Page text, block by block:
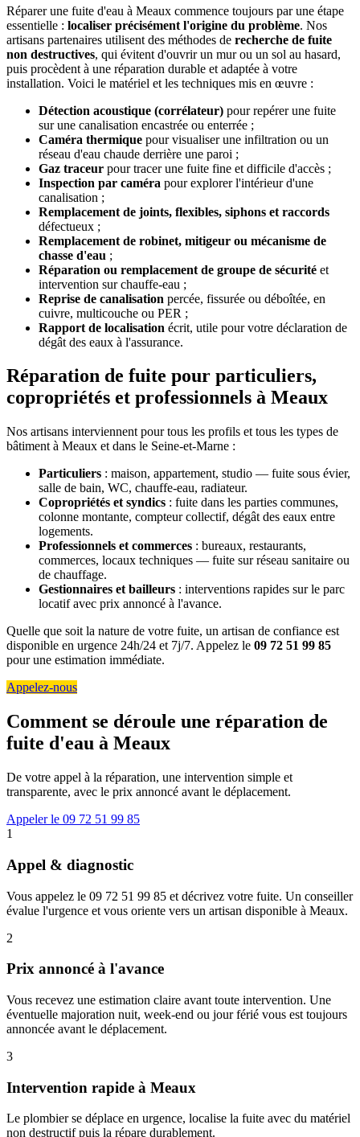
Réparer une fuite d'eau à Meaux commence toujours par une étape
essentielle : localiser précisément l'origine du problème. Nos
artisans partenaires utilisent des méthodes de recherche de fuite
non destructives, qui évitent d'ouvrir un mur ou un sol au hasard,
puis procèdent à une réparation durable et adaptée à votre
installation. Voici le matériel et les techniques mis en œuvre :
Détection acoustique (corrélateur) pour repérer une fuite
sur une canalisation encastrée ou enterrée ;
Caméra thermique pour visualiser une infiltration ou un
réseau d'eau chaude derrière une paroi ;
Gaz traceur pour tracer une fuite fine et difficile d'accès ;
Inspection par caméra pour explorer l'intérieur d'une
canalisation ;
Remplacement de joints, flexibles, siphons et raccords
défectueux ;
Remplacement de robinet, mitigeur ou mécanisme de
chasse d'eau ;
Réparation ou remplacement de groupe de sécurité et
intervention sur chauffe-eau ;
Reprise de canalisation percée, fissurée ou déboîtée, en
cuivre, multicouche ou PER ;
Rapport de localisation écrit, utile pour votre déclaration de
dégât des eaux à l'assurance.
Réparation de fuite pour particuliers,
copropriétés et professionnels à Meaux
Nos artisans interviennent pour tous les profils et tous les types de
bâtiment à Meaux et dans le Seine-et-Marne :
Particuliers : maison, appartement, studio — fuite sous évier,
salle de bain, WC, chauffe-eau, radiateur.
Copropriétés et syndics : fuite dans les parties communes,
colonne montante, compteur collectif, dégât des eaux entre
logements.
Professionnels et commerces : bureaux, restaurants,
commerces, locaux techniques — fuite sur réseau sanitaire ou
de chauffage.
Gestionnaires et bailleurs : interventions rapides sur le parc
locatif avec prix annoncé à l'avance.
Quelle que soit la nature de votre fuite, un artisan de confiance est
disponible en urgence 24h/24 et 7j/7. Appelez le 09 72 51 99 85
pour une estimation immédiate.
Appelez-nous
Comment se déroule une réparation de
fuite d'eau à Meaux
De votre appel à la réparation, une intervention simple et
transparente, avec le prix annoncé avant le déplacement.
Appeler le 09 72 51 99 85
1
Appel & diagnostic
Vous appelez le 09 72 51 99 85 et décrivez votre fuite. Un conseiller
évalue l'urgence et vous oriente vers un artisan disponible à Meaux.
2
Prix annoncé à l'avance
Vous recevez une estimation claire avant toute intervention. Une
éventuelle majoration nuit, week-end ou jour férié vous est toujours
annoncée avant le déplacement.
3
Intervention rapide à Meaux
Le plombier se déplace en urgence, localise la fuite avec du matériel
non destructif puis la répare durablement.